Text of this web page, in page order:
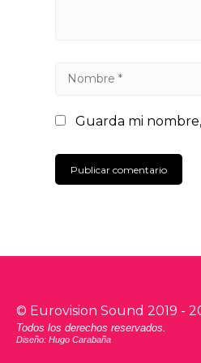
Guarda mi
© Eurovision Sound 2019 -
Todos los derechos reservados.
Diseño: Hugo Carabaña